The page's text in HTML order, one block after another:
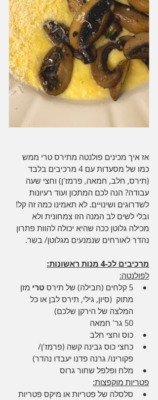
אז איך מכינים פולנטה מתירס טרי ממש
כמו של מסעדות עם 4 מרכיבים בלבד
(תירס, חלב, חמאה, פרמז'ן) וחצי שעה
עבודה? הנה לכם המתכון ועוד רעיונות
לשדרוגים ושינויים. לא תאמינו כמה זה קל!
ובלי לשים לב המנה הזו צמחונית ולא
מכילה גלוטן ככה שהיא יכולה להוות פתרון
נהדר לאורחים שנמנעים מגלוטן/ בשר.
מרכיבים לכ-4 מנות ראשונות:
לפולנטה:
5 קלחים (חבילה) של תירס
טרי מזן
מתוק  (סיון, גילי, תירס לבן או כל
המלצה של הירקן שלכם)
50 גר' חמאה
כוס וחצי חלב
כחצי כוס גבינה קשה (פרמז'ן/
פקורינו/ גרנה פדנו יעבדו נהדר)
מלח ופלפל שחור גרוס
פטריות מוקפצות:
סלסלה של פטריות או מיקס פטריות